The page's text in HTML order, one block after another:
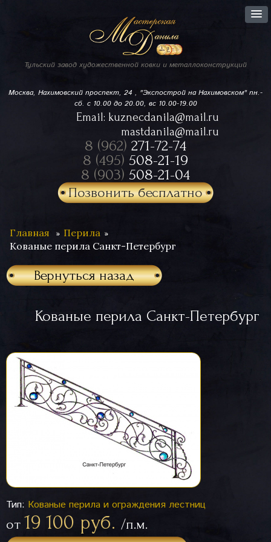
Тульский завод художественной ковки и металлоконструкций
Москва, Нахимовский проспект, 24 , "Экспострой на Нахимовском"пн.-
сб. с 10.00 до 20.00, вс 10.00-19.00
Email: kuznecdanila@mail.ru
mastdanila@mail.ru
8 (962) 271-72-74
8 (495) 508-21-19
8 (903) 508-21-04
Позвонить бесплатно
Главная
Перила
Кованые перила Санкт-Петербург
Вернуться назад
Кованые перила Санкт-Петербург
Тип: Кованые перила и ограждения лестниц
от 19 100 руб. /п.м.